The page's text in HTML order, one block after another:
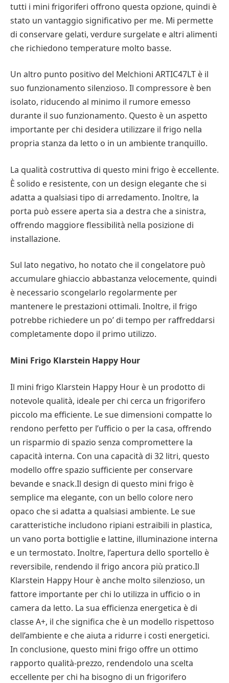
tutti i mini frigoriferi offrono questa opzione, quindi è
stato un vantaggio significativo per me. Mi permette
di conservare gelati, verdure surgelate e altri alimenti
che richiedono temperature molto basse.
Un altro punto positivo del Melchioni ARTIC47LT è il
suo funzionamento silenzioso. Il compressore è ben
isolato, riducendo al minimo il rumore emesso
durante il suo funzionamento. Questo è un aspetto
importante per chi desidera utilizzare il frigo nella
propria stanza da letto o in un ambiente tranquillo.
La qualità costruttiva di questo mini frigo è eccellente.
È solido e resistente, con un design elegante che si
adatta a qualsiasi tipo di arredamento. Inoltre, la
porta può essere aperta sia a destra che a sinistra,
offrendo maggiore flessibilità nella posizione di
installazione.
Sul lato negativo, ho notato che il congelatore può
accumulare ghiaccio abbastanza velocemente, quindi
è necessario scongelarlo regolarmente per
mantenere le prestazioni ottimali. Inoltre, il frigo
potrebbe richiedere un po’ di tempo per raffreddarsi
completamente dopo il primo utilizzo.
Mini Frigo Klarstein Happy Hour
Il mini frigo Klarstein Happy Hour è un prodotto di
notevole qualità, ideale per chi cerca un frigorifero
piccolo ma efficiente. Le sue dimensioni compatte lo
rendono perfetto per l’ufficio o per la casa, offrendo
un risparmio di spazio senza compromettere la
capacità interna. Con una capacità di 32 litri, questo
modello offre spazio sufficiente per conservare
bevande e snack.Il design di questo mini frigo è
semplice ma elegante, con un bello colore nero
opaco che si adatta a qualsiasi ambiente. Le sue
caratteristiche includono ripiani estraibili in plastica,
un vano porta bottiglie e lattine, illuminazione interna
e un termostato. Inoltre, l’apertura dello sportello è
reversibile, rendendo il frigo ancora più pratico.Il
Klarstein Happy Hour è anche molto silenzioso, un
fattore importante per chi lo utilizza in ufficio o in
camera da letto. La sua efficienza energetica è di
classe A+, il che significa che è un modello rispettoso
dell’ambiente e che aiuta a ridurre i costi energetici.
In conclusione, questo mini frigo offre un ottimo
rapporto qualità-prezzo, rendendolo una scelta
eccellente per chi ha bisogno di un frigorifero